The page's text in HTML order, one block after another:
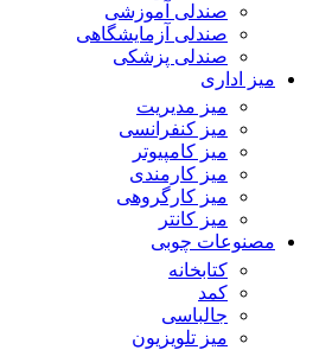
صندلی آموزشی
صندلی آزمایشگاهی
صندلی پزشکی
میز اداری
میز مدیریت
میز کنفرانسی
میز کامپیوتر
میز کارمندی
میز کارگروهی
میز کانتر
مصنوعات چوبی
کتابخانه
کمد
جالباسی
میز تلویزیون